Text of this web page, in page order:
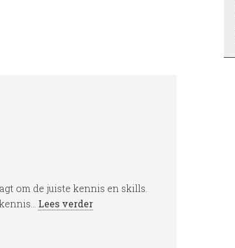
om de juiste kennis en skills.
Lees verder